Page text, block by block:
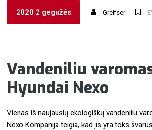
2020 2 gegužės Greifser
Vandeniliu
Hyundai Nexo
Vienas iš naujausių ekologiškų vandeniliu
Nexo Kompanija teigia, kad jis yra toks